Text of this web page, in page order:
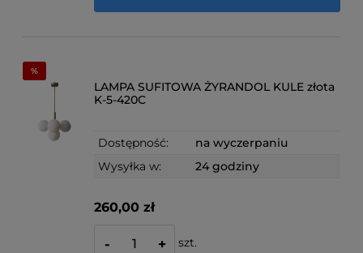
LAMPA SUFITOWA ŻYRANDOL KULE złota
K-5-420C
Dostępność:
na wyczerpaniu
Wysyłka w:
24 godziny
260,00 zł
- + szt.